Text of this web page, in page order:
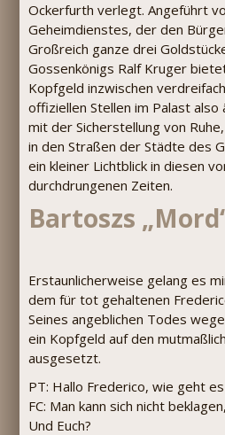
Ockerfurth verlegt. Angeführt
Geheimdienstes, der den
Großreich ganze drei
Gossenkönigs Ralf Kruger
Kopfgeld inzwischen
offiziellen Stellen im Palast
mit der Sicherstellung von
in den Straßen der Städte des
ein kleiner Lichtblick in diesen
durchdrungenen Zeiten.
Bartoszs
Erstaunlicherweise gelang es
dem für tot gehaltenen
Seines angeblichen Todes
ein Kopfgeld auf den
ausgesetzt.
PT: Hallo Frederico, wie geht es
FC: Man kann sich nicht
Und Euch?